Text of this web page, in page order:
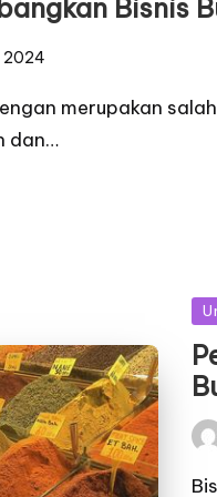
Bisnis
2024
merupakan
dan…
in